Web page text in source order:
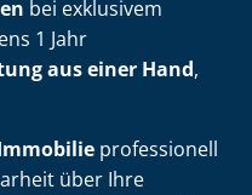
bei exklusivem
1 Jahr
aus einer Hand,
professionell
über Ihre